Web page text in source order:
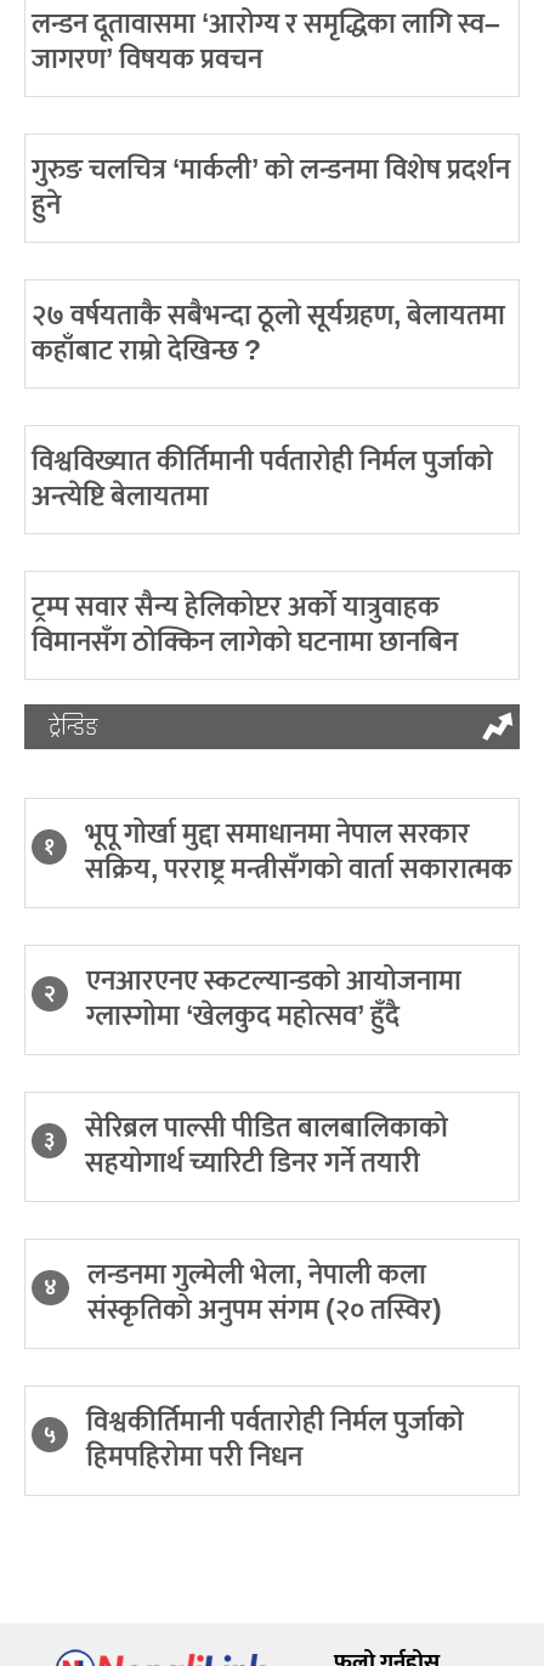
लन्डन दूतावासमा ‘आरोग्य र समृद्धिका लागि स्व–
जागरण’ विषयक प्रवचन
गुरुङ चलचित्र ‘मार्कली’ को लन्डनमा विशेष प्रदर्शन
हुने
२७ वर्षयताकै सबैभन्दा ठूलो सूर्यग्रहण, बेलायतमा
कहाँबाट राम्रो देखिन्छ ?
विश्वविख्यात कीर्तिमानी पर्वतारोही निर्मल पुर्जाको
अन्त्येष्टि बेलायतमा
ट्रम्प सवार सैन्य हेलिकोप्टर अर्को यात्रुवाहक
विमानसँग ठोक्किन लागेको घटनामा छानबिन
ट्रेन्डिङ
१ भूपू गोर्खा मुद्दा समाधानमा नेपाल सरकार
सक्रिय, परराष्ट्र मन्त्रीसँगको वार्ता सकारात्मक
२ एनआरएनए स्कटल्यान्डको आयोजनामा
ग्लास्गोमा ‘खेलकुद महोत्सव’ हुँदै
३ सेरिब्रल पाल्सी पीडित बालबालिकाको
सहयोगार्थ च्यारिटी डिनर गर्ने तयारी
४ लन्डनमा गुल्मेली भेला, नेपाली कला
संस्कृतिको अनुपम संगम (२० तस्विर)
५ विश्वकीर्तिमानी पर्वतारोही निर्मल पुर्जाको
हिमपहिरोमा परी निधन